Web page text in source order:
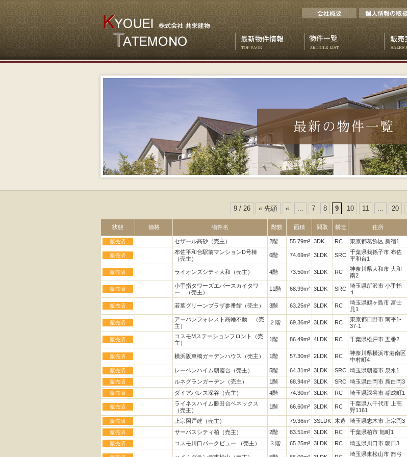
9 / 26 « 先頭 « ... 7 8 9 10 11 ... 20
状態 価格 物件名 階数 面積 間取 構造 住所
販売済 セザール高砂（売主） 2階 55.79m² 3DK RC 東京都葛飾区 新宿1
販売済
布佐平和台駅前マンションD号棟
（売主）
6階 74.69m² 3LDK SRC 千葉県我孫子市 布佐
平和台1
販売済 ライオンズシティ大和（売主） 4階 73.50m² 3LDK RC
神奈川県大和市 大和
南2
販売済
小手指タワーズエバースカイタワ
ー （売主）
11階 68.99m² 3LDK SRC 埼玉県所沢市 小手指
１
販売済 若葉グリーンプラザ参番館（売主） 3階 63.25m² 3LDK RC
埼玉県鶴ヶ島市 富士
見1
販売済
アーバンフォレスト高幡不動 （売
主）
２階 69.36m² 3LDK RC
東京都日野市 南平1-
37-1
販売済
コスモMステーションフロント（売
主）
1階 86.49m² 4LDK RC 千葉県松戸市 五番2
販売済 横浜阪東橋ガーデンハウス（売主） 1階 57.30m² 2LDK RC
神奈川県横浜市港南区
中村町4
販売済 レーベンハイム朝霞台（売主） 5階 64.31m² 3LDK SRC 埼玉県朝霞市 泉水1
販売済 ルネグランガーデン（売主） 1階 68.94m² 3LDK SRC 埼玉県白岡市 新白岡3
販売済 ダイアパレス深谷（売主） 4階 74.30m² 3LDK RC 埼玉県深谷市 稲成町1
販売済
ライネスハイム勝田台ベネックス
（売主）
1階 66.60m² 3LDK RC
千葉県八千代市 上高
野1161
販売済 上宗岡戸建（売主） 79.36m² 3SLDK 木造 埼玉県志木市 上宗岡3
販売済 サーパスシティ柏（売主） 2階 83.51m² 3LDK RC 千葉県柏市 旭町1
販売済 コスモ川口パークビュー （売主） ３階 65.25m² 3LDK RC 埼玉県川口市 朝日3
埼玉県東松山市 箭弓